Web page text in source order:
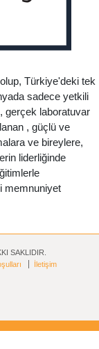
Türkiye'deki tek
sadece yetkili
gerçek laboratuvar
, güçlü ve
ve bireylere,
liderliğinde
memnuniyet
SAKLIDIR.
İletişim